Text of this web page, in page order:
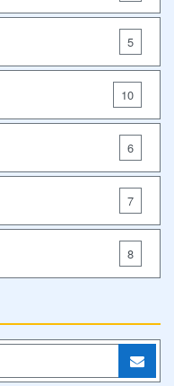
5
10
6
7
8